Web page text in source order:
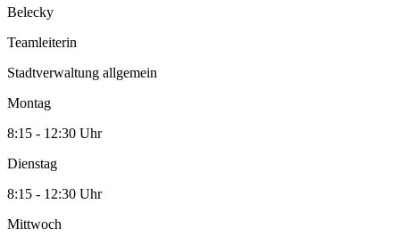
Belecky
Teamleiterin
Stadtverwaltung allgemein
Montag
8:15 - 12:30 Uhr
Dienstag
8:15 - 12:30 Uhr
Mittwoch